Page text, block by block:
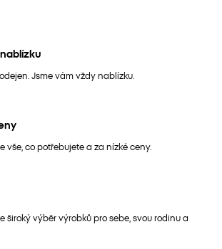
Jsme vám vždy nablízku.
vše, co potřebujete a za nízké ceny.
široký výběr výrobků pro sebe, svou rodinu a